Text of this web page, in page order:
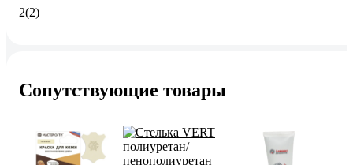
2(2)
Сопутствующие товары